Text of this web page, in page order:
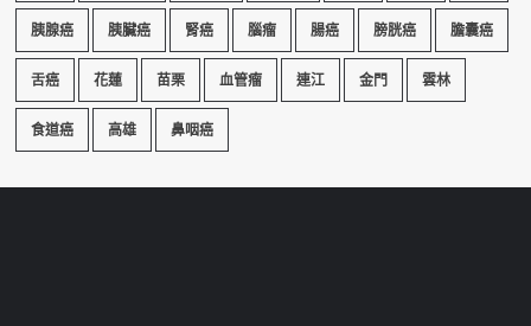
胰腺癌 胰臟癌 腎癌 腦瘤 腸癌 膀胱癌 膽囊癌
舌癌 花蓮 苗栗 血管瘤 連江 金門 雲林
食道癌 高雄 鼻咽癌